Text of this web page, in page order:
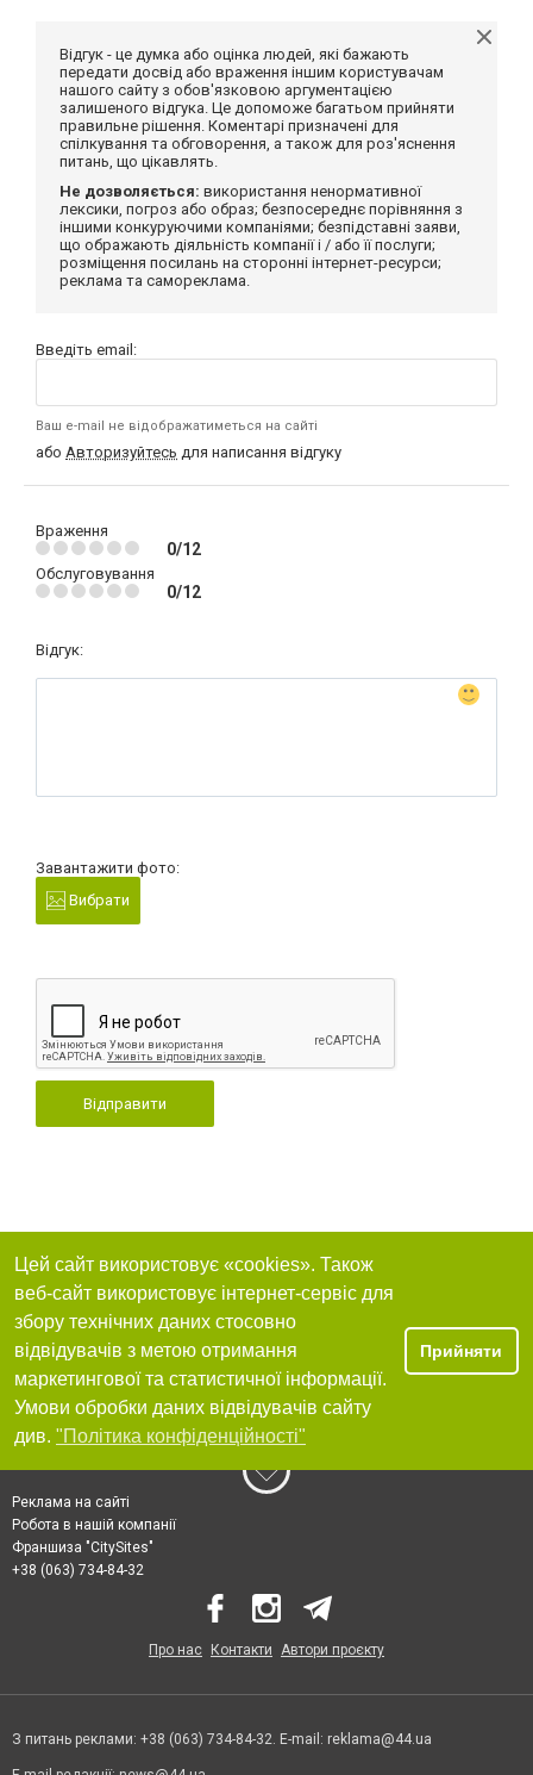
Відгук - це думка або оцінка людей, які бажають
передати досвід або враження іншим користувачам
нашого сайту з обов'язковою аргументацією
залишеного відгука. Це допоможе багатьом прийняти
правильне рішення. Коментарі призначені для
спілкування та обговорення, а також для роз'яснення
питань, що цікавлять.
Не дозволяється: використання ненормативної
лексики, погроз або образ; безпосереднє порівняння з
іншими конкуруючими компаніями; безпідставні заяви,
що ображають діяльність компанії і / або її послуги;
розміщення посилань на сторонні інтернет-ресурси;
реклама та самореклама.
Введіть email:
Ваш e-mail не відображатиметься на сайті
або Авторизуйтесь для написання відгуку
Враження
0/12
Обслуговування
0/12
Відгук:
Завантажити фото:
Вибрати
Відправити
Цей сайт використовує «cookies». Також
веб-сайт використовує інтернет-сервіс для
збору технічних даних стосовно
відвідувачів з метою отримання
маркетингової та статистичної інформації.
Умови обробки даних відвідувачів сайту
див. "Політика конфіденційності"
Прийняти
Реклама на сайті
Робота в нашій компанії
Франшиза "CitySites"
+38 (063) 734-84-32
Про нас Контакти Автори проєкту
З питань реклами: +38 (063) 734-84-32. E-mail: reklama@44.ua